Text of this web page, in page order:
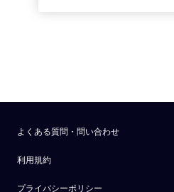
よくある質問・問い合わせ
利用規約
プライバシーポリシー